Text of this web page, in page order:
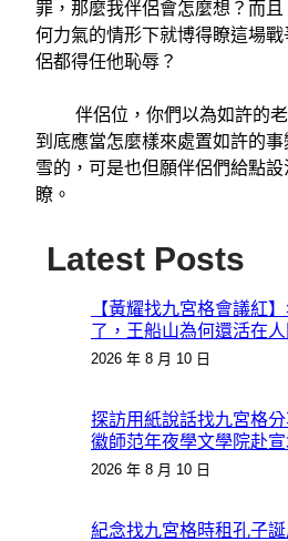
罪，那麼我伴侶會怎麼想？而
何力氣的情形下就博得瞭這場
侶都得任他恥辱？
伴侶位，你們以為如許的老
到底應當怎麼樣來處置如許的
雪的，可是也但願伴侶們給點
瞭。
Latest Posts
【黃耀找九宮格會議紅
了，王船山為何還活在人
2026 年 8 月 10 日
探訪用紙說話找九宮格
徽師范年夜學文學院赴
2026 年 8 月 10 日
紀念找九宮格時租孔子